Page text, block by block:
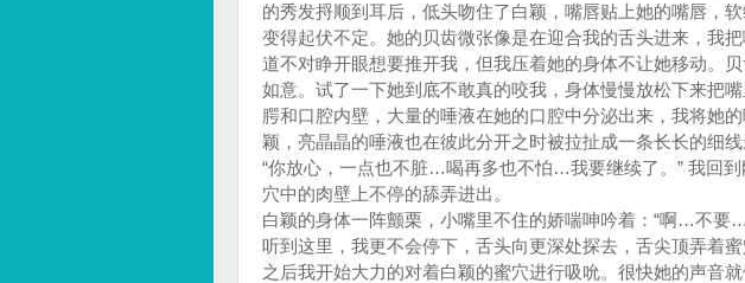
的秀发捋顺到耳后，低头吻住了白颖，嘴唇贴上她的嘴唇，
变得起伏不定。她的贝齿微张像是在迎合我的舌头进来，我
道不对睁开眼想要推开我，但我压着她的身体不让她移动。
如意。试了一下她到底不敢真的咬我，身体慢慢放松下来把
腭和口腔内壁，大量的唾液在她的口腔中分泌出来，我将她
颖，亮晶晶的唾液也在彼此分开之时被拉扯成一条长长的细线
“你放心，一点也不脏…喝再多也不怕…我要继续了。” 我回
穴中的肉壁上不停的舔弄进出。
白颖的身体一阵颤栗，小嘴里不住的娇喘呻吟着：“啊…不
听到这里，我更不会停下，舌头向更深处探去，舌尖顶弄着
之后我开始大力的对着白颖的蜜穴进行吸吮。很快她的声音